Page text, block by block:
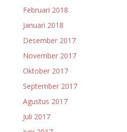
Februari 2018
Januari 2018
Desember 2017
November 2017
Oktober 2017
September 2017
Agustus 2017
Juli 2017